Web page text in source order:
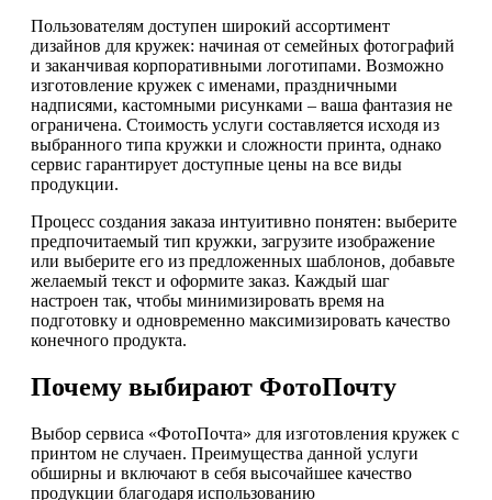
Пользователям доступен широкий ассортимент
дизайнов для кружек: начиная от семейных фотографий
и заканчивая корпоративными логотипами. Возможно
изготовление кружек с именами, праздничными
надписями, кастомными рисунками – ваша фантазия не
ограничена. Стоимость услуги составляется исходя из
выбранного типа кружки и сложности принта, однако
сервис гарантирует доступные цены на все виды
продукции.
Процесс создания заказа интуитивно понятен: выберите
предпочитаемый тип кружки, загрузите изображение
или выберите его из предложенных шаблонов, добавьте
желаемый текст и оформите заказ. Каждый шаг
настроен так, чтобы минимизировать время на
подготовку и одновременно максимизировать качество
конечного продукта.
Почему выбирают ФотоПочту
Выбор сервиса «ФотоПочта» для изготовления кружек с
принтом не случаен. Преимущества данной услуги
обширны и включают в себя высочайшее качество
продукции благодаря использованию